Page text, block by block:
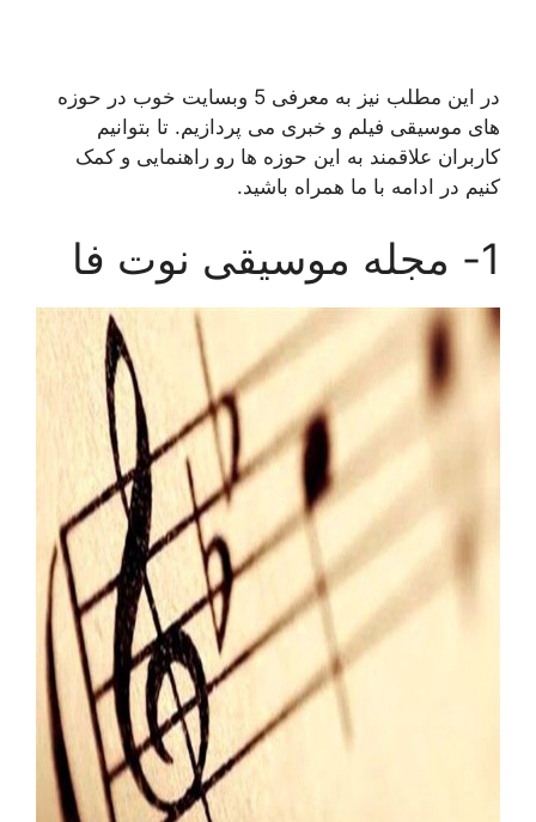
در این مطلب نیز به معرفی 5 وبسایت خوب در حوزه
های موسیقی فیلم و خبری می پردازیم. تا بتوانیم
کاربران علاقمند به این حوزه ها رو راهنمایی و کمک
کنیم در ادامه با ما همراه باشید.
1- مجله موسیقی نوت فا